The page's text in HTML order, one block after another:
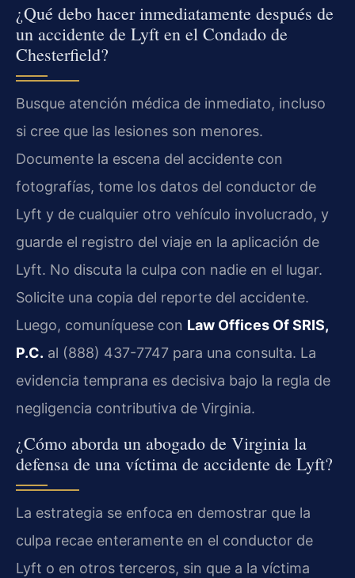
¿Qué debo hacer inmediatamente después de
un accidente de Lyft en el Condado de
Chesterfield?
Busque atención médica de inmediato, incluso
si cree que las lesiones son menores.
Documente la escena del accidente con
fotografías, tome los datos del conductor de
Lyft y de cualquier otro vehículo involucrado, y
guarde el registro del viaje en la aplicación de
Lyft. No discuta la culpa con nadie en el lugar.
Solicite una copia del reporte del accidente.
Luego, comuníquese con Law Offices Of SRIS,
P.C. al (888) 437-7747 para una consulta. La
evidencia temprana es decisiva bajo la regla de
negligencia contributiva de Virginia.
¿Cómo aborda un abogado de Virginia la
defensa de una víctima de accidente de Lyft?
La estrategia se enfoca en demostrar que la
culpa recae enteramente en el conductor de
Lyft o en otros terceros, sin que a la víctima